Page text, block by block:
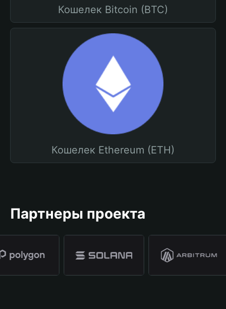
Кошелек Bitcoin (BTC)
Кошелек Ethereum (ETH)
Партнеры проекта